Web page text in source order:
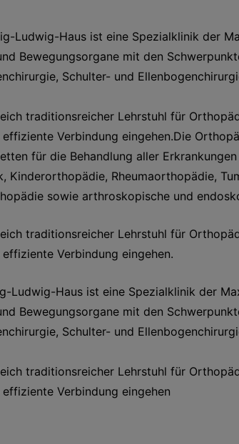
Ludwig-Haus ist eine Spezialklinik der
Bewegungsorgane mit den
Schulter- und
traditionsreicher Lehrstuhl für
Verbindung eingehen.Die
für die Behandlung aller
Kinderorthopädie, Rheumaorthopädie,
sowie arthroskopische und
traditionsreicher Lehrstuhl für
Verbindung eingehen.
Ludwig-Haus ist eine Spezialklinik der
Bewegungsorgane mit den
Schulter- und
traditionsreicher Lehrstuhl für
Verbindung eingehen